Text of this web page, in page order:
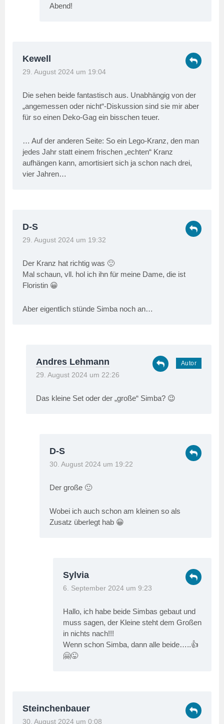
Abend!
Kewell
29. August 2024 um 19:04
Die sehen beide fantastisch aus. Unabhängig von der
„angemessen oder nicht“-Diskussion sind sie mir aber
für so einen Deko-Gag ein bisschen teuer.
… Auf der anderen Seite: So ein Lego-Kranz, den man
jedes Jahr statt einem frischen „echten“ Kranz
aufhängen kann, amortisiert sich ja schon nach drei,
vier Jahren…
D-S
29. August 2024 um 19:32
Der Kranz hat richtig was 🙂
Mal schaun, vll. hol ich ihn für meine Dame, die ist
Floristin 😀
Aber eigentlich stünde Simba noch an…
Andres Lehmann
29. August 2024 um 22:26
Das kleine Set oder der „große“ Simba? 😉
D-S
30. August 2024 um 19:22
Der große 🙂
Wobei ich auch schon am kleinen so als
Zusatz überlegt hab 😀
Sylvia
6. September 2024 um 9:23
Hallo, ich habe beide Simbas gebaut und
muss sagen, der Kleine steht dem Großen
in nichts nach!!!
Wenn schon Simba, dann alle beide…..👍
🤗😜
Steinchenbauer
30. August 2024 um 0:08